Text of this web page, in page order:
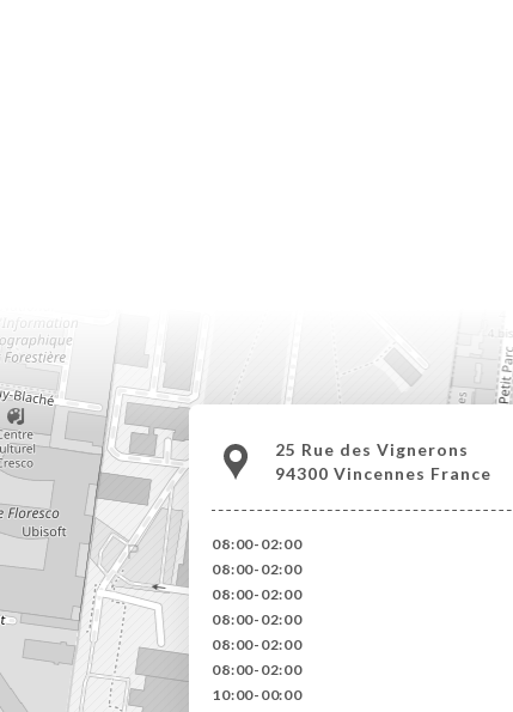
25 Rue des Vignerons
94300 Vincennes France
08:00-02:00
08:00-02:00
08:00-02:00
08:00-02:00
08:00-02:00
08:00-02:00
10:00-00:00